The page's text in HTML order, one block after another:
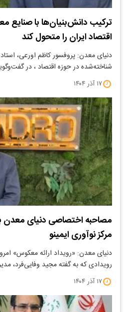
ترکیب دانش‌بنیان‌ها با صنایع
اقتصاد ایران را متحول کند
دنیای معدن: پروفسور کاظم اورعی،
شناخته‌شده در حوزه اقتصاد ، در
۱۷ آذر ۱۴۰۴
مصاحبه اختصاصی دنیای معدن
مرکز نوآوری ایمینو
دنیای معدن: «رویداد ارائه معکوس»
رویدادی که به گفته مجید وفایی‌فرد،
۱۷ آذر ۱۴۰۴